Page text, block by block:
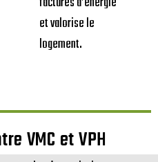
et valorise le
logement.
VMC et VPH